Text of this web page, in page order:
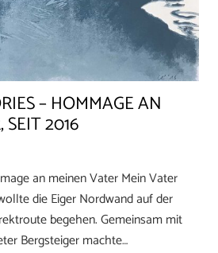
– HOMMAGE AN
2016
an meinen Vater Mein Vater
die Eiger Nordwand auf der
begehen. Gemeinsam mit
Bergsteiger machte…